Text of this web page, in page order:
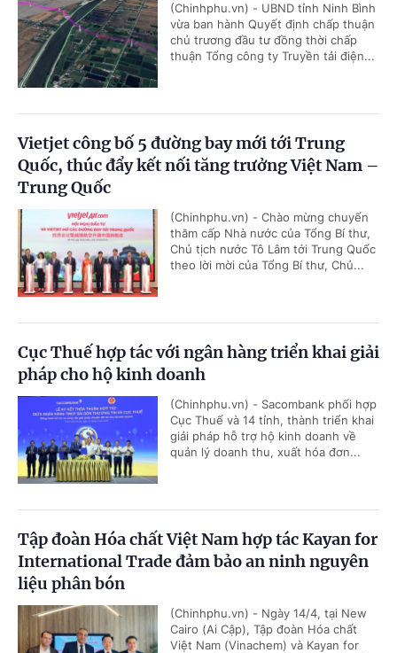
(Chinhphu.vn) - UBND tỉnh Ninh Bình
vừa ban hành Quyết định chấp thuận
chủ trương đầu tư đồng thời chấp
thuận Tổng công ty Truyền tải điện...
Vietjet công bố 5 đường bay mới tới Trung
Quốc, thúc đẩy kết nối tăng trưởng Việt Nam –
Trung Quốc
(Chinhphu.vn) - Chào mừng chuyến
thăm cấp Nhà nước của Tổng Bí thư,
Chủ tịch nước Tô Lâm tới Trung Quốc
theo lời mời của Tổng Bí thư, Chủ...
Cục Thuế hợp tác với ngân hàng triển khai giải
pháp cho hộ kinh doanh
(Chinhphu.vn) - Sacombank phối hợp
Cục Thuế và 14 tỉnh, thành triển khai
giải pháp hỗ trợ hộ kinh doanh về
quản lý doanh thu, xuất hóa đơn...
Tập đoàn Hóa chất Việt Nam hợp tác Kayan for
International Trade đảm bảo an ninh nguyên
liệu phân bón
(Chinhphu.vn) - Ngày 14/4, tại New
Cairo (Ai Cập), Tập đoàn Hóa chất
Việt Nam (Vinachem) và Kayan for